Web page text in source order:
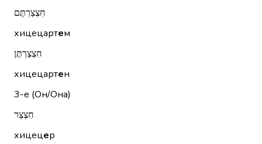
חִצְצַרְתֶּם
хицецартем
חִצְצַרְתֶּן
хицецартен
3-е (Он/Она)
חִצְצֵר
хицецер